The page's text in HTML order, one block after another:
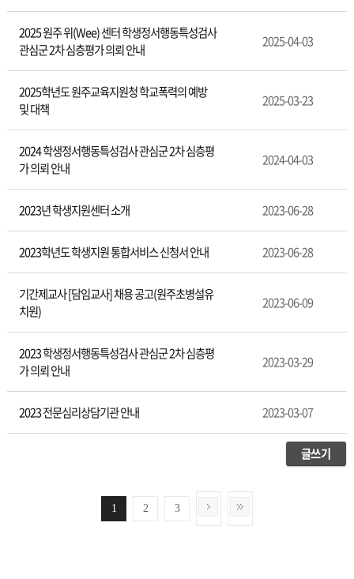
2025 원주 위(Wee) 센터 학생정서행동특성검사
관심군 2차 심층평가 의뢰 안내
2025-04-03
2025학년도 원주교육지원청 학교폭력의 예방
및 대책
2025-03-23
2024 학생정서행동특성검사 관심군 2차 심층평
가 의뢰 안내
2024-04-03
2023년 학생지원센터 소개 2023-06-28
2023학년도 학생지원 통합서비스 신청서 안내 2023-06-28
기간제교사 [담임교사] 채용 공고(원주초병설유
치원)
2023-06-09
2023 학생정서행동특성검사 관심군 2차 심층평
가 의뢰 안내
2023-03-29
2023 전문심리상담기관 안내 2023-03-07
글쓰기
1 2 3